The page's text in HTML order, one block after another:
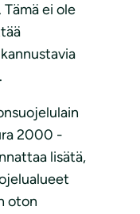
ei ole
2000 -
lisätä,
oton